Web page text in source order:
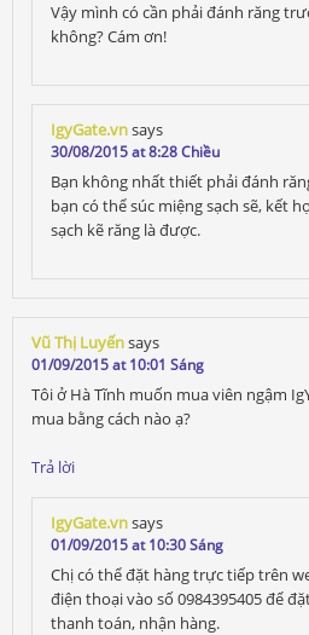
Vậy mình có cần phải đánh răng
không? Cám ơn!
IgyGate.vnsays
30/08/2015 at 8:28 Chiều
Bạn không nhất thiết phải đánh
bạn có thể súc miệng sạch sẽ, kết
sạch kẽ răng là được.
Vũ Thị Luyếnsays
01/09/2015 at 10:01 Sáng
Tôi ở Hà Tĩnh muốn mua viên ngậm
mua bằng cách nào ạ?
Trả lời
IgyGate.vnsays
01/09/2015 at 10:30 Sáng
Chị có thể đặt hàng trực tiếp trên
điện thoại vào số 0984395405 để
thanh toán, nhận hàng.